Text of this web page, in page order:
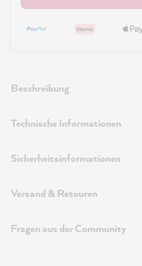
Beschreibung
Technische Informationen
Sicherheitsinformationen
Versand & Retouren
Fragen aus der Community